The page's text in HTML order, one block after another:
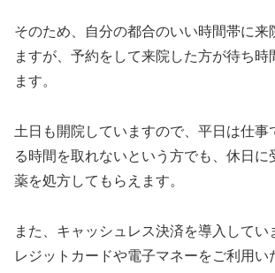
そのため、自分の都合のいい時間帯に来
ますが、予約をして来院した方が待ち時
ます。
土日も開院していますので、平日は仕事
る時間を取れないという方でも、休日に
薬を処方してもらえます。
また、キャッシュレス決済を導入してい
レジットカードや電子マネーをご利用い